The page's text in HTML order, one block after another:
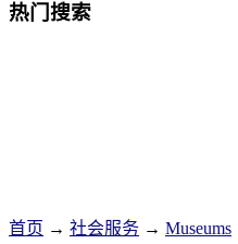
热门搜索
首页 → 社会服务 → Museums